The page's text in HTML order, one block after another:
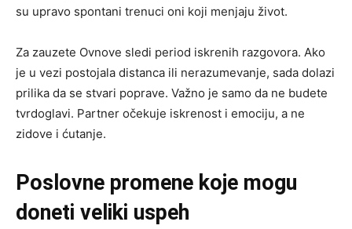
su upravo spontani trenuci oni koji menjaju život.
Za zauzete Ovnove sledi period iskrenih razgovora. Ako
je u vezi postojala distanca ili nerazumevanje, sada dolazi
prilika da se stvari poprave. Važno je samo da ne budete
tvrdoglavi. Partner očekuje iskrenost i emociju, a ne
zidove i ćutanje.
Poslovne promene koje mogu
doneti veliki uspeh